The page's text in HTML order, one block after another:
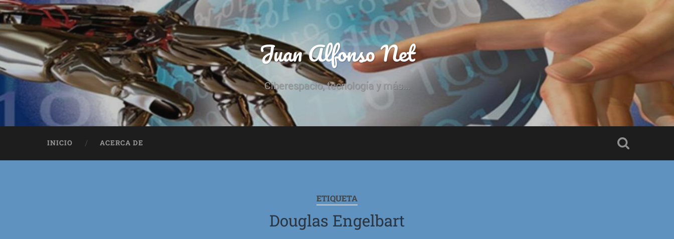
Juan Alfonso Net
Ciberespacio, tecnología y más...
INICIO ACERCA DE
ETIQUETA
Douglas Engelbart